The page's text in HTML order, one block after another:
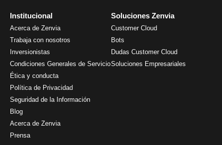
Institucional
Acerca de Zenvia
Trabaja con nosotros
Inversionistas
Condiciones Generales de Servicio
Ética y conducta
Política de Privacidad
Seguridad de la Información
Blog
Acerca de Zenvia
Prensa
Soluciones Zenvia
Customer Cloud
Bots
Dudas Customer Cloud
Soluciones Empresariales